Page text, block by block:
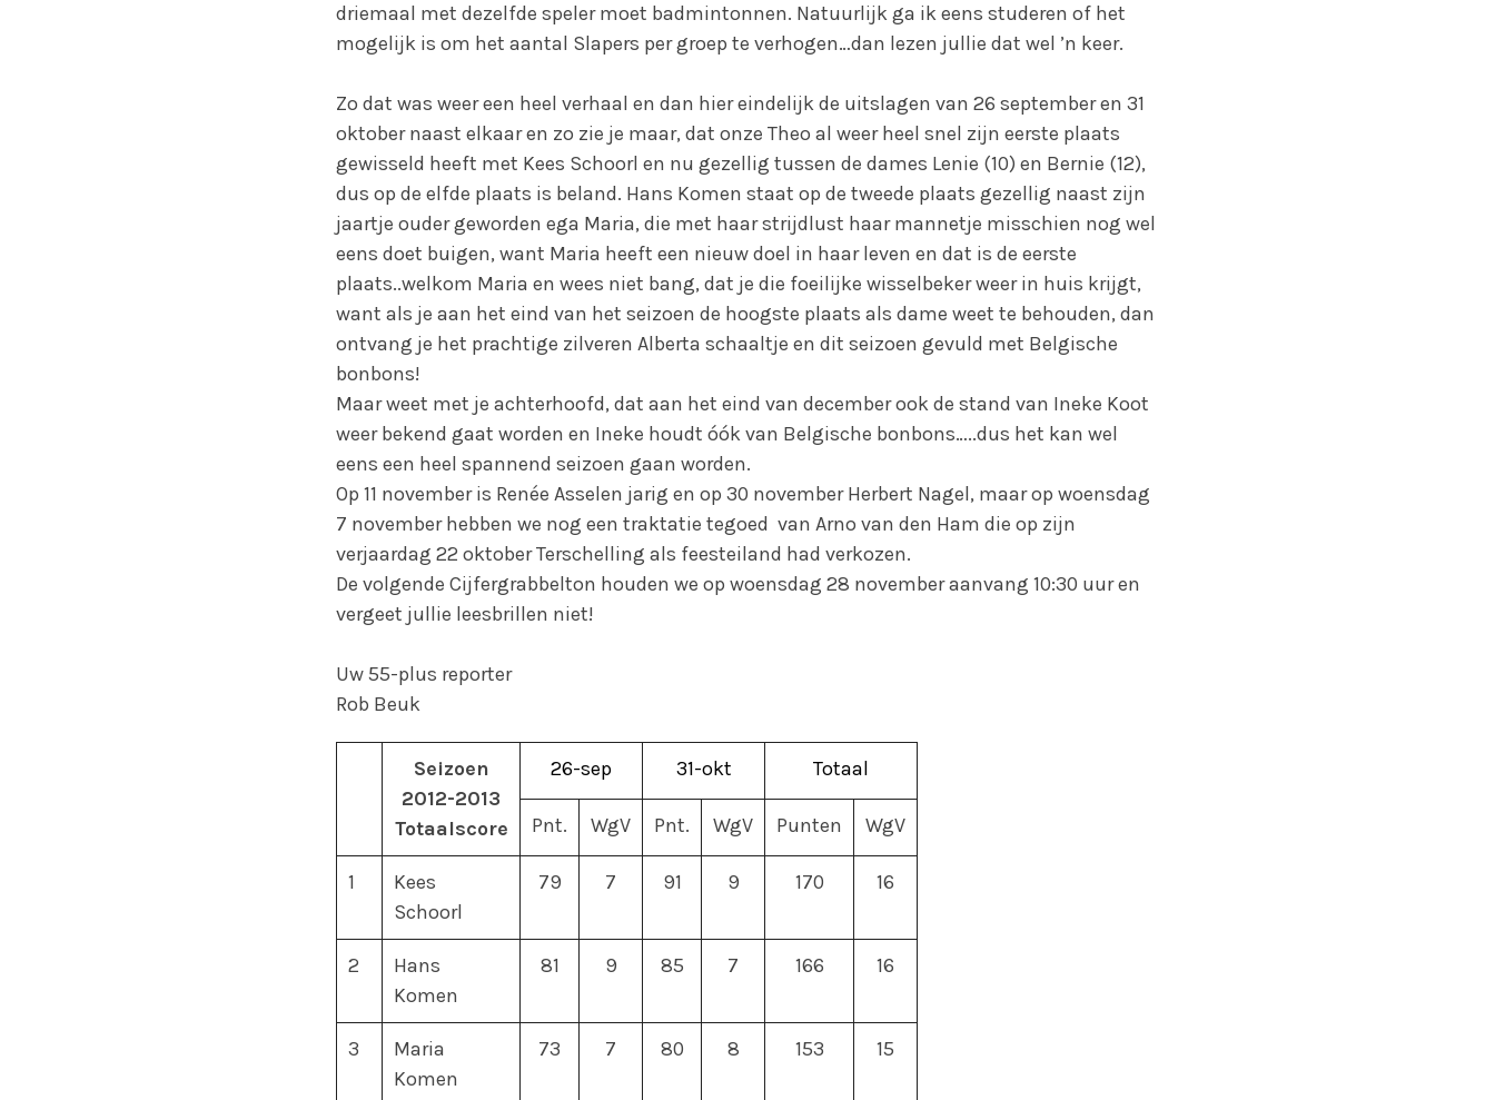
driemaal met dezelfde speler moet badmintonnen. Natuurlijk ga ik eens studeren of het
mogelijk is om het aantal Slapers per groep te verhogen…dan lezen jullie dat wel ’n keer.
Zo dat was weer een heel verhaal en dan hier eindelijk de uitslagen van 26 september en 31
oktober naast elkaar en zo zie je maar, dat onze Theo al weer heel snel zijn eerste plaats
gewisseld heeft met Kees Schoorl en nu gezellig tussen de dames Lenie (10) en Bernie (12),
dus op de elfde plaats is beland. Hans Komen staat op de tweede plaats gezellig naast zijn
jaartje ouder geworden ega Maria, die met haar strijdlust haar mannetje misschien nog wel
eens doet buigen, want Maria heeft een nieuw doel in haar leven en dat is de eerste
plaats..welkom Maria en wees niet bang, dat je die foeilijke wisselbeker weer in huis krijgt,
want als je aan het eind van het seizoen de hoogste plaats als dame weet te behouden, dan
ontvang je het prachtige zilveren Alberta schaaltje en dit seizoen gevuld met Belgische
bonbons!
Maar weet met je achterhoofd, dat aan het eind van december ook de stand van Ineke Koot
weer bekend gaat worden en Ineke houdt óók van Belgische bonbons…..dus het kan wel
eens een heel spannend seizoen gaan worden.
Op 11 november is Renée Asselen jarig en op 30 november Herbert Nagel, maar op woensdag
7 november hebben we nog een traktatie tegoed van Arno van den Ham die op zijn
verjaardag 22 oktober Terschelling als feesteiland had verkozen.
De volgende Cijfergrabbelton houden we op woensdag 28 november aanvang 10:30 uur en
vergeet jullie leesbrillen niet!
Uw 55-plus reporter
Rob Beuk
Seizoen
2012-2013
Totaalscore
26-sep 31-okt Totaal
Pnt. WgV Pnt. WgV Punten WgV
1
Kees
Schoorl
79 7 91 9 170 16
2
Hans
Komen
81 9 85 7 166 16
3
Maria
Komen
73 7 80 8 153 15